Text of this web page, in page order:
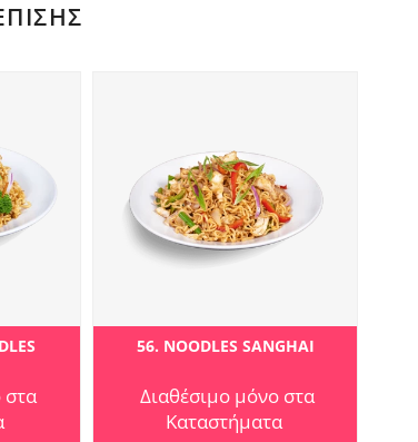
στα
56. NOODLES SANGHAI
Διαθέσιμο μόνο στα
Καταστήματα